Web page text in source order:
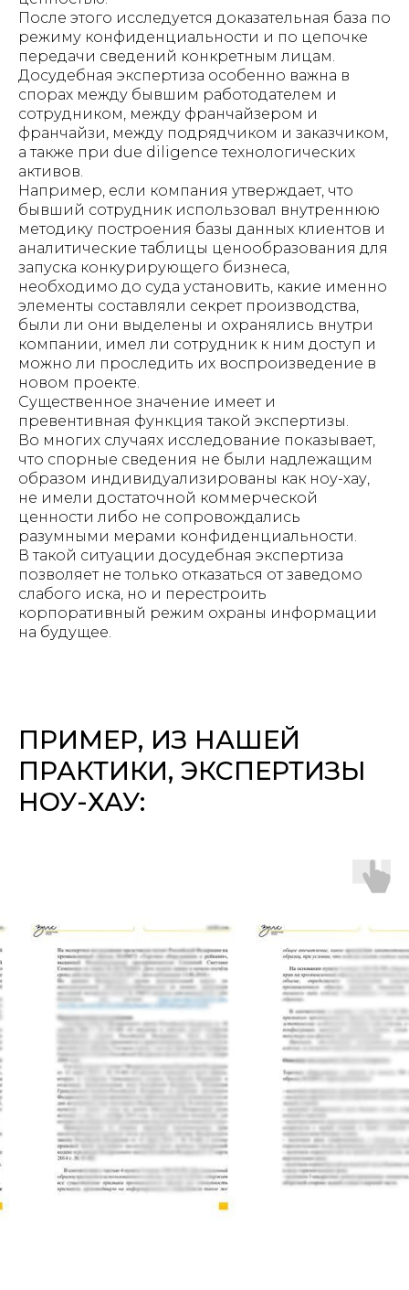
После этого исследуется доказательная база по
режиму конфиденциальности и по цепочке
передачи сведений конкретным лицам.
Досудебная экспертиза особенно важна в
спорах между бывшим работодателем и
сотрудником, между франчайзером и
франчайзи, между подрядчиком и заказчиком,
а также при due diligence технологических
активов.
Например, если компания утверждает, что
бывший сотрудник использовал внутреннюю
методику построения базы данных клиентов и
аналитические таблицы ценообразования для
запуска конкурирующего бизнеса,
необходимо до суда установить, какие именно
элементы составляли секрет производства,
были ли они выделены и охранялись внутри
компании, имел ли сотрудник к ним доступ и
можно ли проследить их воспроизведение в
новом проекте.
Существенное значение имеет и
превентивная функция такой экспертизы.
Во многих случаях исследование показывает,
что спорные сведения не были надлежащим
образом индивидуализированы как ноу-хау,
не имели достаточной коммерческой
ценности либо не сопровождались
разумными мерами конфиденциальности.
В такой ситуации досудебная экспертиза
позволяет не только отказаться от заведомо
слабого иска, но и перестроить
корпоративный режим охраны информации
на будущее.
ПРИМЕР, ИЗ НАШЕЙ
ПРАКТИКИ, ЭКСПЕРТИЗЫ
НОУ-ХАУ: